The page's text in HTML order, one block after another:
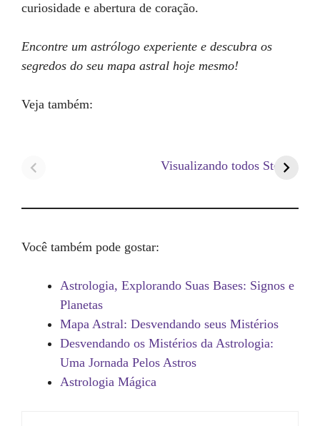
curiosidade e abertura de coração.
Encontre um astrólogo experiente e descubra os
segredos do seu mapa astral hoje mesmo!
Veja também:
Visualizando todos Stories
Você também pode gostar:
Astrologia, Explorando Suas Bases: Signos e
Planetas
Mapa Astral: Desvendando seus Mistérios
Desvendando os Mistérios da Astrologia:
Uma Jornada Pelos Astros
Astrologia Mágica